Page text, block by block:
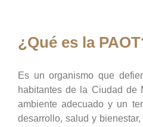
¿Qué es la
Es un organismo que
habitantes de la Ciudad de
ambiente adecuado y un
desarrollo, salud y